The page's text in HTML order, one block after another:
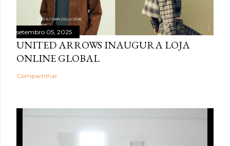
setembro 05, 2025
UNITED ARROWS INAUGURA LOJA
ONLINE GLOBAL
Compartilhar